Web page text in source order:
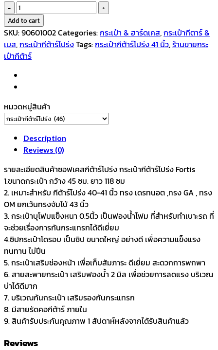
Fortis
กระเป๋า
กีตาร์
โปร่ง
41
Fortis*
รุ่น
สี
เทา
quantity
Add to cart
SKU:90601002Categories:กระเป๋า & ฮาร์ดเคส,กระเป๋ากีตาร์ &
เบส,กระเป๋ากีต้าร์โปร่งTags:กระเป๋ากีต้าร์โปร่ง 41 นิ้ว,ร้านขายกระ
เป๋ากีต้าร์
หมวดหมู่สินค้า
Description
Reviews (0)
รายละเอียดสินค้าซอฟเคสกีต้าร์โปร่ง กระเป๋ากีต้าร์โปร่ง Fortis
1.ขนาดกระเป๋า กว้าง 45 ซม. ยาว 118 ซม
2. เหมาะสำหรับ กีต้าร์โปร่ง 40-41 นิ้ว ทรง เดรทนอต ,ทรง GA , ทรง
OM ยกเว้นทรงจัมโบ้ 43 นิ้ว
3. กระเป๋าบุโฟมแข็งหนา 0.5นิ้ว เป็นฟองน้ำโฟม ที่สำหรับทำเบาะรถ ที่
จะช่วยเรื่องการกันกระแทรกได้ดีเยี่ยม
4.ซิปกระเป๋าโดรอบ เป็นซิป ขนาดใหญ่ อย่างดี เพื่อความแข็งแรง
ทนทาน ไม่ปีน
5. กระเป๋าเสริมช่องหน้า เพื่อเก็บสัมภาระ ดีเยี่ยม สะดวกการพกพา
6. สายสะพายกระเป๋า เสริมฟองน้ำ 2 มิล เพื่อช่วยการลดแรง บริเวณ
บ่าได้ดีมาก
7. บริเวณก้นกระเป๋า เสริมรองกันกระแทรก
8. มีสายรัดคอกีต้าร์ ภายใน
9. สินค้ารับประกันคุณภาพ 1 สัปดาห์หลังจากได้รับสินค้าแล้ว
Reviews